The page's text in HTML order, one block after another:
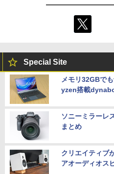
Special Site
メモリ32GBで
yzen搭載
ソニーミラーレ
まとめ
クリエイティブ
アオーディオス